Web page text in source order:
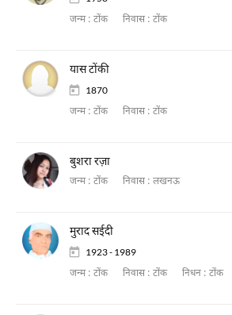
जन्म : टोंक निवास : टोंक
यास टोंकी
1870
जन्म : टोंक निवास : टोंक
बुशरा रज़ा
जन्म : टोंक निवास : लखनऊ
मुराद सईदी
1923 - 1989
जन्म : टोंक निवास : टोंक निधन : टोंक